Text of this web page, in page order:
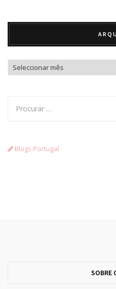
Arquivo
Blogs Portugal
SOBRE